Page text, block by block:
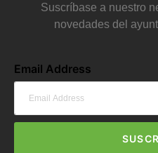
Suscríbase a nuestro
novedades del
Email Address